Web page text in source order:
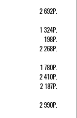
2 692Р.
1 324Р.
198Р.
2 268Р.
1 780Р.
2 410Р.
2 187Р.
2 990Р.